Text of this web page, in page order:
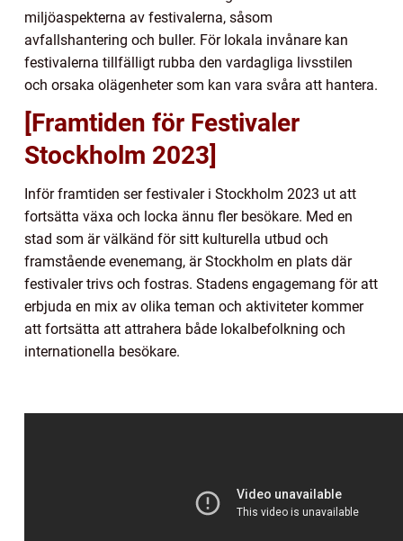
miljöaspekterna av festivalerna, såsom
avfallshantering och buller. För lokala invånare kan
festivalerna tillfälligt rubba den vardagliga livsstilen
och orsaka olägenheter som kan vara svåra att hantera.
[Framtiden för Festivaler
Stockholm 2023]
Inför framtiden ser festivaler i Stockholm 2023 ut att
fortsätta växa och locka ännu fler besökare. Med en
stad som är välkänd för sitt kulturella utbud och
framstående evenemang, är Stockholm en plats där
festivaler trivs och fostras. Stadens engagemang för att
erbjuda en mix av olika teman och aktiviteter kommer
att fortsätta att attrahera både lokalbefolkning och
internationella besökare.